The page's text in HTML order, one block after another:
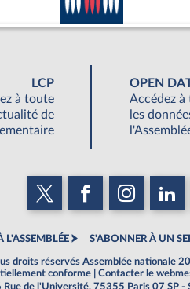
LCP
à toute
de
OPEN
Accédez à
les
L'ASSEMBLÉE S'ABONNER À UN
droits réservés Assemblée nationale
conforme Contacter le
Rue de l'Université, 75355 Paris 07 SP